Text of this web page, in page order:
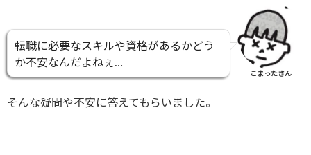
転職に必要なスキルや資格があるかどう
か不安なんだよねぇ…
こまったさん
そんな疑問や不安に答えてもらいました。